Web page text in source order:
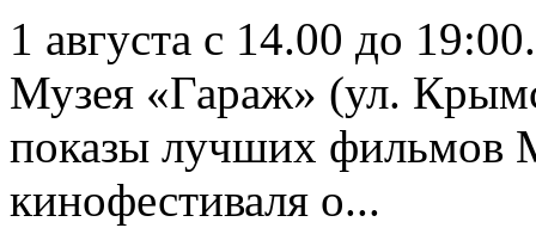
1 августа с 14.00 до
Музея «Гараж» (ул.
показы лучших фильмов
кинофестиваля о...